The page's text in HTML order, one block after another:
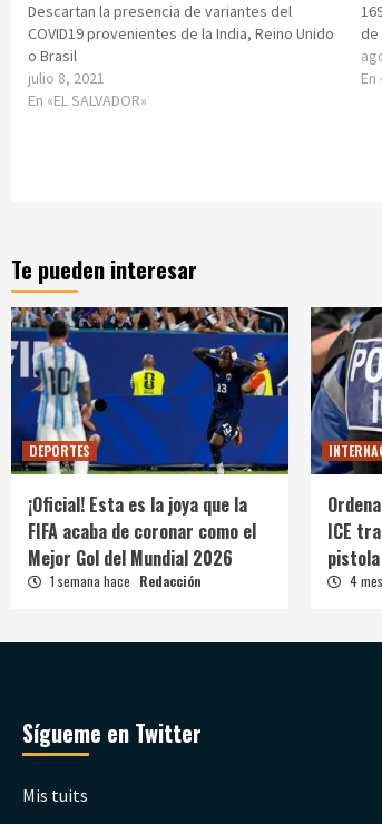
Descartan la presencia de variantes del
COVID19 provenientes de la India, Reino Unido
o Brasil
julio 8, 2021
En «EL SALVADOR»
de
En
Te pueden interesar
DEPORTES
¡Oficial! Esta es la joya que la
FIFA acaba de coronar como el
Mejor Gol del Mundial 2026
1 semana hace Redacción
ICE
4
Sígueme en Twitter
Mis tuits